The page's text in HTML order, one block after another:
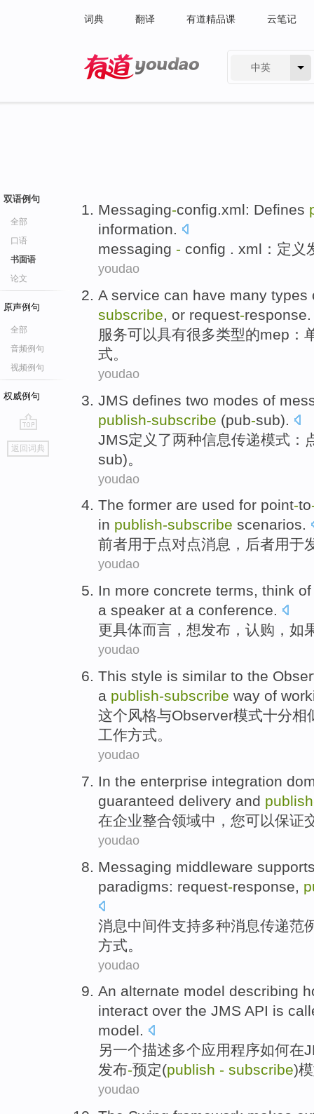
词典 翻译 有道精品课 云笔记
中英
双语例句
全部
口语
书面语
论文
原声例句
全部
音频例句
视频例句
权威例句
go
top
返回词典
Messaging-config.xml: Defines
information.
messaging - config . xml ： 定义
youdao
A service can have many types
subscribe, or request-response.
服务可以具有很多类型的mep ：
式。
youdao
JMS defines two modes of
publish-subscribe (pub-sub).
JMS定义了两种信息传递模式 ：
sub)。
youdao
The former are used for point-to
in publish-subscribe scenarios.
前者用于点对点消息 ， 后者用于
youdao
In more concrete terms, think
a speaker at a conference.
更具体而言 ， 想发布， 认购 ， 如
youdao
This style is similar to the
a publish-subscribe way of
这个风格与Observer模式十分相
工作方式。
youdao
In the enterprise integration
guaranteed delivery and
在企业整合领域中， 您可以保证
youdao
Messaging middleware
paradigms: request-response
消息中间件支持多种消息传递范
方式。
youdao
An alternate model describing
interact over the JMS API is
model.
另一个描述多个应用程序如何在
发布-预定(publish - subscribe)
youdao